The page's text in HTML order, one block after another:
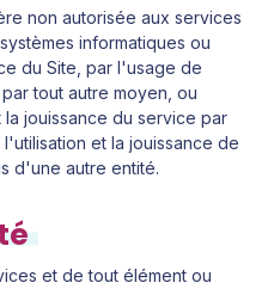
non autorisée aux services
informatiques ou
du Site, par l'usage de
tout autre moyen, ou
jouissance du service par
et la jouissance de
d'une autre entité.
et de tout élément ou